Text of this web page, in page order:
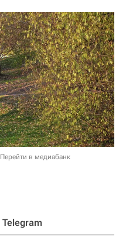
Перейти в медиабанк
Telegram